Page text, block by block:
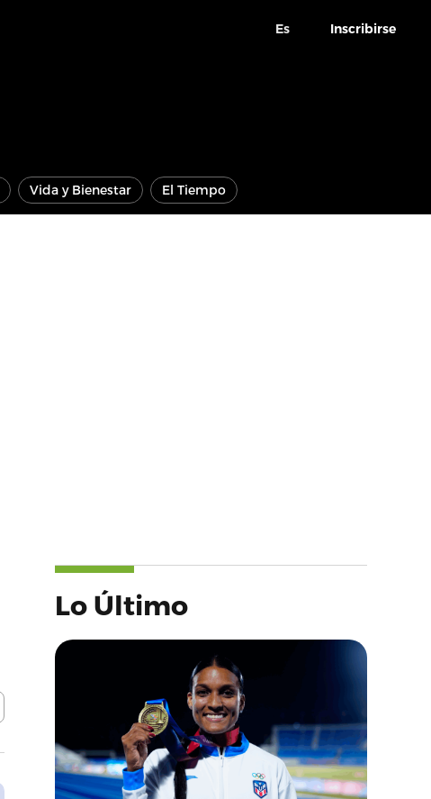
Es Inscribirse
Vida y Bienestar El Tiempo
Lo Último